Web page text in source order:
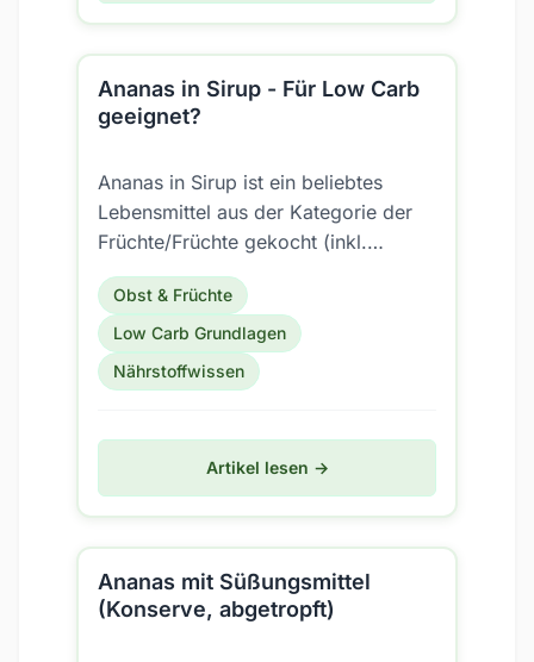
Ananas in Sirup - Für Low Carb
geeignet?
Ananas in Sirup ist ein beliebtes
Lebensmittel aus der Kategorie der
Früchte/Früchte gekocht (inkl.
Konserven). Aber ist es auch für eine
Low Carb Ernährung...
Obst & Früchte
Low Carb Grundlagen
Nährstoffwissen
Artikel lesen →
Ananas mit Süßungsmittel
(Konserve, abgetropft)